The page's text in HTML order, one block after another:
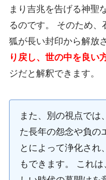
まり吉兆を告げる神聖
るのです。 そのため
狐が長い封印から解放
り戻し、世の中を良い
ジだと解釈できます。
また、別の視点では
た長年の怨念や負の
とによって浄化され
もできます。 これ